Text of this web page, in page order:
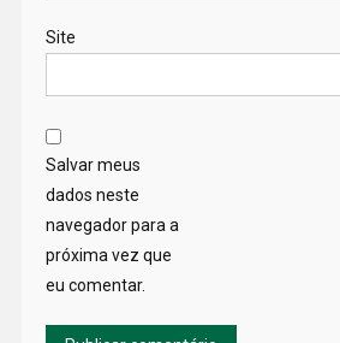
Site
Salvar meus
dados neste
navegador para a
próxima vez que
eu comentar.